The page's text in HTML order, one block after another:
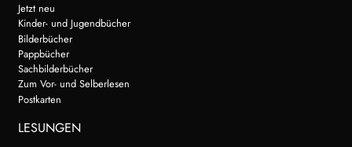
Jetzt neu
Kinder- und Jugendbücher
Bilderbücher
Pappbücher
Sachbilderbücher
Zum Vor- und Selberlesen
Postkarten
LESUNGEN